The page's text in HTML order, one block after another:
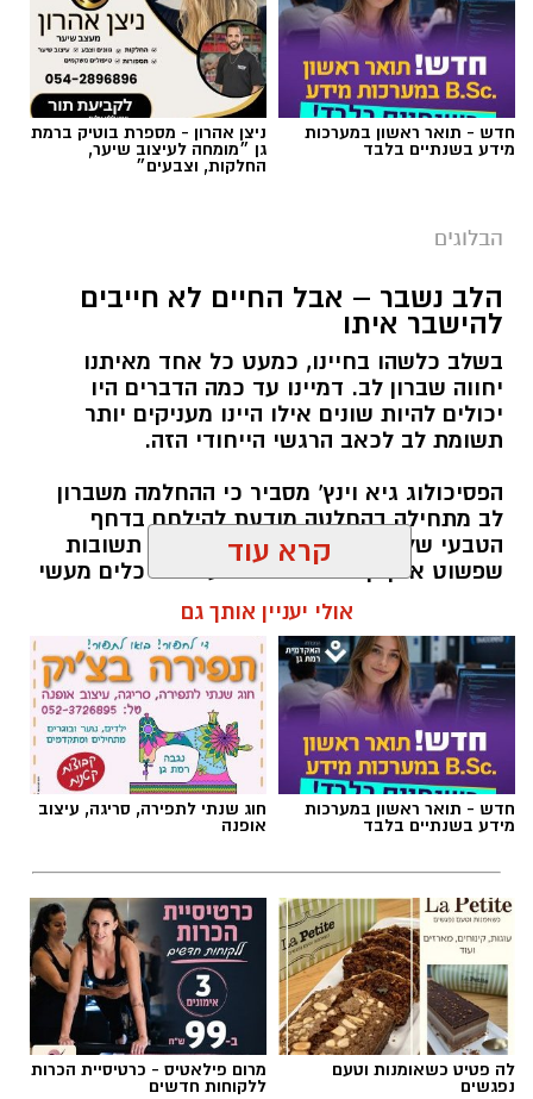
הצטרפו לקבוצת החדשות השקטה של רמת גן נט ב-
WhatsApp כל החדשות לחצו כאן
חדש - תואר ראשון במערכות
מידע בשנתיים בלבד
ניצן אהרון - מספרת בוטיק ברמת
גן ״מומחה לעיצוב שיער,
החלקות, וצבעים״
הבלוגים
הלב נשבר – אבל החיים לא חייבים
להישבר איתו
בשלב כלשהו בחיינו, כמעט כל אחד מאיתנו
יחווה שברון לב. דמיינו עד כמה הדברים היו
יכולים להיות שונים אילו היינו מעניקים יותר
תשומת לב לכאב הרגשי הייחודי הזה.
הפסיכולוג גיא וינץ' מסביר כי ההחלמה משברון
לב מתחילה בהחלטה מודעת להילחם בדחף
הטבעי שלנו לייפות את העבר ולחפש תשובות
שפשוט אינן קיימות. הוא מציע ארגז כלים מעשי
שיעזור לנו, בהדרגה, להשתחרר מהכאב ולהמשיך
הלב שלנו אולי נשבר לפעמים, אבל אנחנו לא
חייבים להישבר יחד איתו.
מערכת האתר / 09:04 23.07.26
תגים:טד
קרא עוד
אולי יעניין אותך גם
חדש - תואר ראשון במערכות
מידע בשנתיים בלבד
חוג שנתי לתפירה, סריגה, עיצוב
אופנה
לה פטיט כשאומנות וטעם
נפגשים
מרום פילאטיס - כרטיסיית הכרות
ללקוחות חדשים